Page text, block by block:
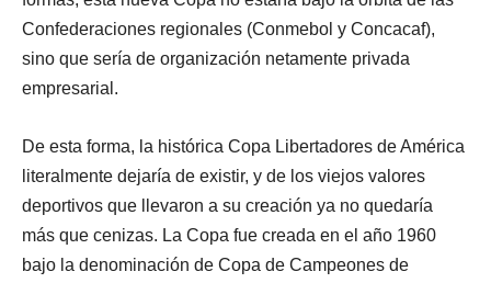
Confederaciones regionales (Conmebol y Concacaf),
sino que sería de organización netamente privada
empresarial.
De esta forma, la histórica Copa Libertadores de América
literalmente dejaría de existir, y de los viejos valores
deportivos que llevaron a su creación ya no quedaría
más que cenizas. La Copa fue creada en el año 1960
bajo la denominación de Copa de Campeones de